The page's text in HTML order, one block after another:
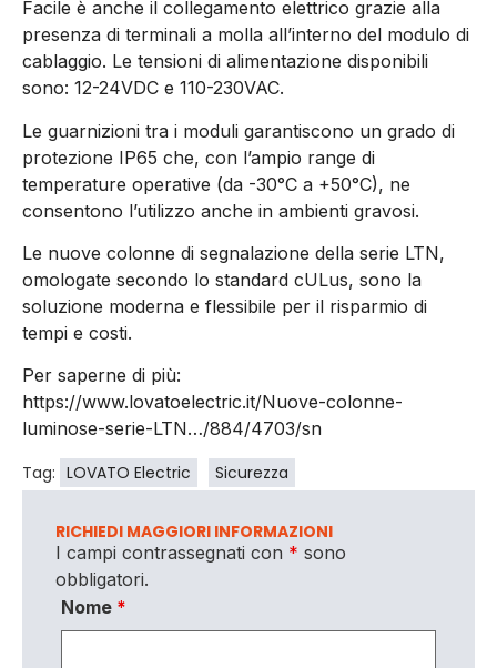
Facile è anche il collegamento elettrico grazie alla
presenza di terminali a molla all’interno del modulo di
cablaggio. Le tensioni di alimentazione disponibili
sono: 12-24VDC e 110-230VAC.
Le guarnizioni tra i moduli garantiscono un grado di
protezione IP65 che, con l’ampio range di
temperature operative (da -30°C a +50°C), ne
consentono l’utilizzo anche in ambienti gravosi.
Le nuove colonne di segnalazione della serie LTN,
omologate secondo lo standard cULus, sono la
soluzione moderna e flessibile per il risparmio di
tempi e costi.
Per saperne di più:
https://www.lovatoelectric.it/Nuove-colonne-
luminose-serie-LTN…/884/4703/sn
Tag: LOVATO Electric Sicurezza
RICHIEDI MAGGIORI INFORMAZIONI
I campi contrassegnati con * sono
obbligatori.
Nome *